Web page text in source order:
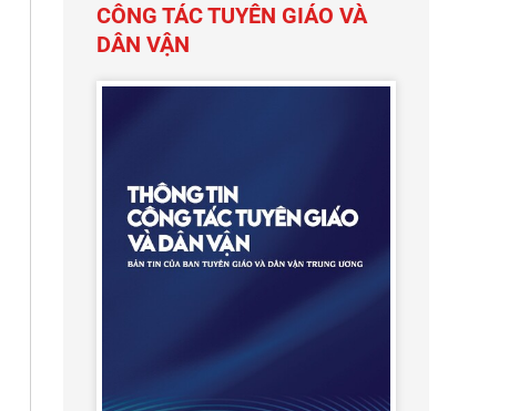
CÔNG TÁC TUYÊN GIÁO VÀ
DÂN VẬN